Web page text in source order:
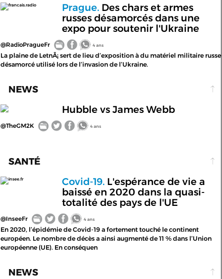
francais.radio Prague.Des chars et armes
russes désamorcés dans une
expo pour soutenir l'Ukraine
@RadioPragueFr 4 ans
La plaine de LetnÃ¡ sert de lieu d’exposition à du matériel militaire russe
désamorcé utilisé lors de l’invasion de l’Ukraine.
NEWS
Hubble vs James Webb
@TheGM2K 4 ans
SANTÉ
insee.fr Covid-19.L'espérance de vie a
baissé en 2020 dans la quasi-
totalité des pays de l'UE
@InseeFr 4 ans
En 2020, l’épidémie de Covid-19 a fortement touché le continent
européen. Le nombre de décès a ainsi augmenté de 11 % dans l’Union
européenne (UE). En conséquen
NEWS